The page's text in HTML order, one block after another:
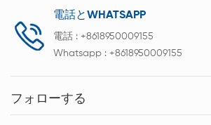
電話とWHATSAPP
電話 : +8618950009155
Whatsapp : +8618950009155
フォローする